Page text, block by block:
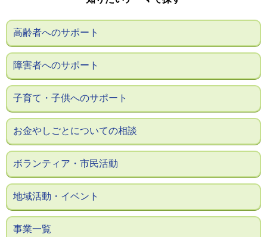
高齢者へのサポート
障害者へのサポート
子育て・子供へのサポート
お金やしごとについての相談
ボランティア・市民活動
地域活動・イベント
事業一覧